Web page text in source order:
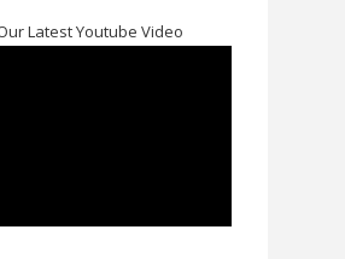
Latest Youtube Video